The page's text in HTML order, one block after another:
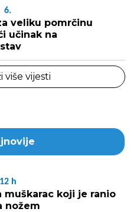
6.
veliku pomrčinu
učinak na
više vijesti
12 h
muškarac koji je ranio
nožem